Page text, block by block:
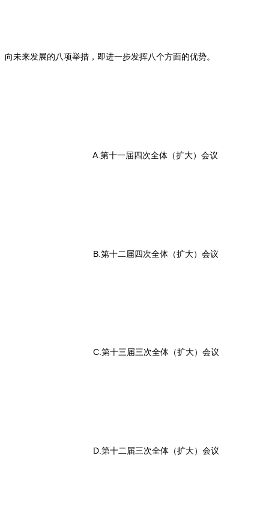
向未来发展的八项举措，即进一步发挥八个方面的优势。
A.第十一届四次全体（扩大）会议
B.第十二届四次全体（扩大）会议
C.第十三届三次全体（扩大）会议
D.第十二届三次全体（扩大）会议